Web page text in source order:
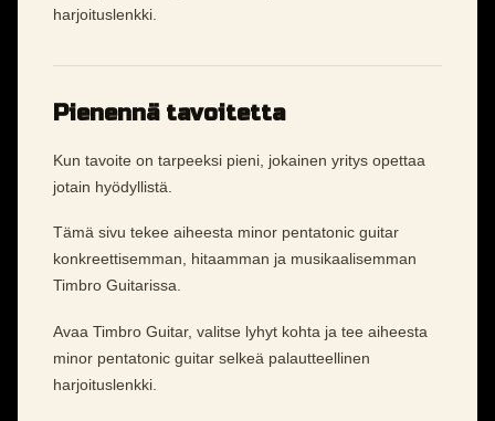
harjoituslenkki.
Pienennä tavoitetta
Kun tavoite on tarpeeksi pieni, jokainen yritys opettaa
jotain hyödyllistä.
Tämä sivu tekee aiheesta minor pentatonic guitar
konkreettisemman, hitaamman ja musikaalisemman
Timbro Guitarissa.
Avaa Timbro Guitar, valitse lyhyt kohta ja tee aiheesta
minor pentatonic guitar selkeä palautteellinen
harjoituslenkki.